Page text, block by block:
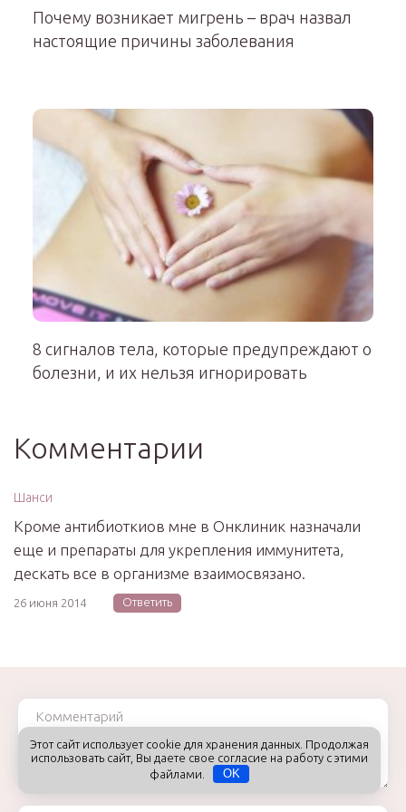
Почему возникает мигрень – врач назвал
настоящие причины заболевания
8 сигналов тела, которые предупреждают о
болезни, и их нельзя игнорировать
Комментарии
Шанси
Кроме антибиоткиов мне в Онклиник назначали
еще и препараты для укрепления иммунитета,
дескать все в организме взаимосвязано.
26 июня 2014 Ответить
Комментарий
Этот сайт использует cookie для хранения данных. Продолжая
использовать сайт, Вы даете свое согласие на работу с этими
файлами.
OK